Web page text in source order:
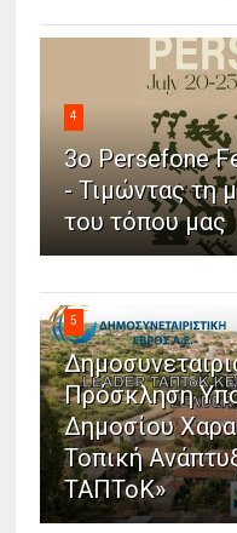
4
3ο Persefone
- Τιμώντας τη
του τόπου μας
5
Πρόσκληση
Δημοσίου
Τοπική
ΤΑΠΤοΚ»